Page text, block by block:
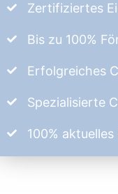
Zertifiziertes
Bis zu 100%
Erfolgreiches
Spezialisierte
100%